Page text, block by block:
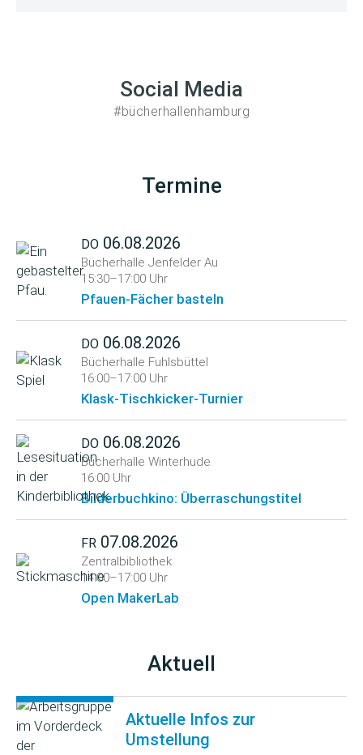
Social Media
#bücherhallenhamburg
Termine
DO 06.08.2026
Bücherhalle Jenfelder Au
15:30–17:00 Uhr
Pfauen-Fächer basteln
DO 06.08.2026
Bücherhalle Fuhlsbüttel
16:00–17:00 Uhr
Klask-Tischkicker-Turnier
DO 06.08.2026
Bücherhalle Winterhude
16:00 Uhr
Bilderbuchkino: Überraschungstitel
FR 07.08.2026
Zentralbibliothek
14:00–17:00 Uhr
Open MakerLab
Aktuell
Aktuelle Infos zur
Umstellung